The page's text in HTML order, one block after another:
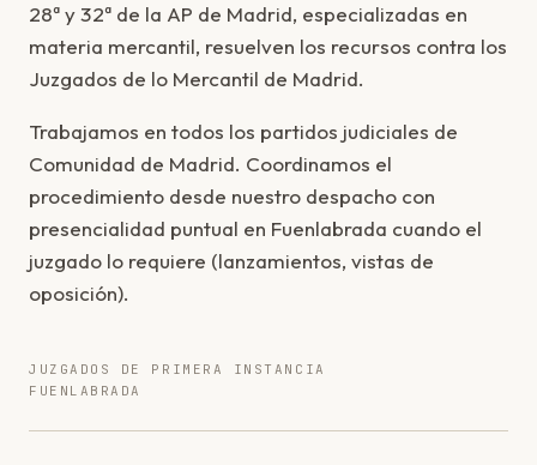
28ª y 32ª de la AP de Madrid, especializadas en
materia mercantil, resuelven los recursos contra los
Juzgados de lo Mercantil de Madrid.
Trabajamos en todos los partidos judiciales de
Comunidad de Madrid. Coordinamos el
procedimiento desde nuestro despacho con
presencialidad puntual en Fuenlabrada cuando el
juzgado lo requiere (lanzamientos, vistas de
oposición).
JUZGADOS DE PRIMERA INSTANCIA
FUENLABRADA